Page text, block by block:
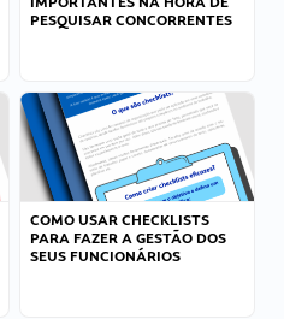
PESQUISAR CONCORRENTES
COMO USAR CHECKLISTS
PARA FAZER A GESTÃO DOS
SEUS FUNCIONÁRIOS